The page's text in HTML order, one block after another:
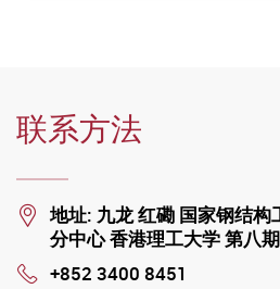
联系方法
Location
地址: 九龙 红磡 国家钢结
分中心 香港理工大学 第八
Phone
+852 3400 8451